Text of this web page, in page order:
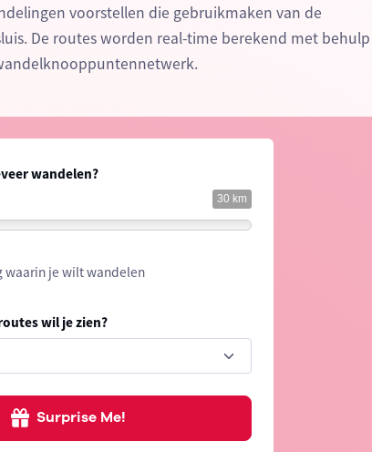
voorstellen die gebruikmaken van de
De routes worden real-time berekend met behulp
wandelen?
30 km
waarin je wilt wandelen
wil je zien?
Surprise Me!